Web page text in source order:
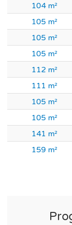
104 m²
105 m²
105 m²
105 m²
112 m²
111 m²
105 m²
105 m²
141 m²
159 m²